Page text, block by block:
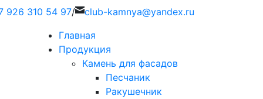
926 310 54 97/ club-kamnya@yandex.ru
Главная
Продукция
Камень для фасадов
Песчаник
Ракушечник